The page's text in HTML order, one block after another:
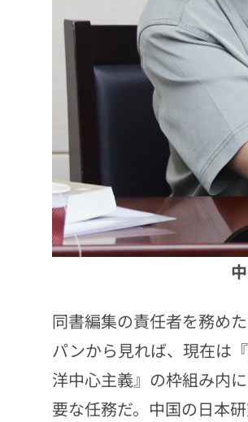
同書編集の責任者を務め
パンから見れば、現在は
洋中心主義』の枠組み内
要な任務だ。中国の日本